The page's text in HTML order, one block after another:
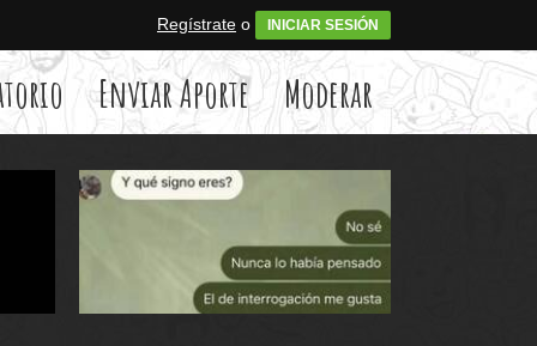
Regístrate o INICIAR SESIÓN
Enviar Aporte Moderar